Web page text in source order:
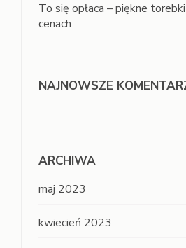
To się opłaca – piękne
cenach
NAJNOWSZE
ARCHIWA
maj 2023
kwiecień 2023